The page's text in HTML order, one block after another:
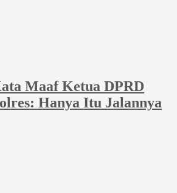
Maaf Ketua DPRD
Hanya Itu Jalannya